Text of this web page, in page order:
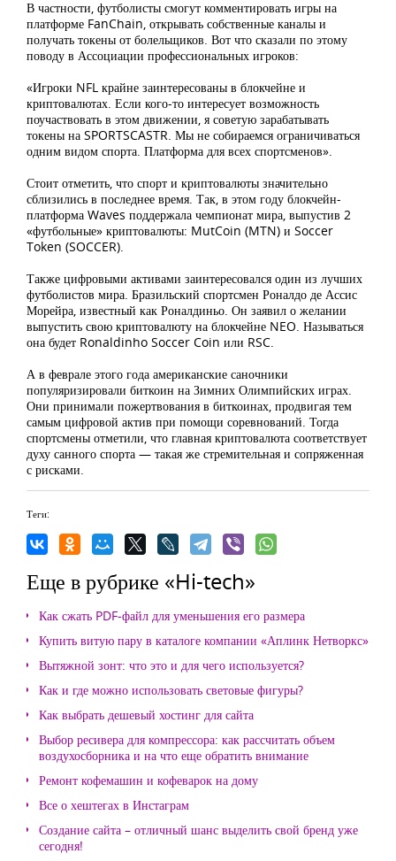
В частности, футболисты смогут комментировать игры на
платформе FanChain, открывать собственные каналы и
получать токены от болельщиков. Вот что сказали по этому
поводу в Ассоциации профессиональных игроков:
«Игроки NFL крайне заинтересованы в блокчейне и
криптовалютах. Если кого-то интересует возможность
поучаствовать в этом движении, я советую зарабатывать
токены на SPORTSCASTR. Мы не собираемся ограничиваться
одним видом спорта. Платформа для всех спортсменов».
Стоит отметить, что спорт и криптовалюты значительно
сблизились в последнее время. Так, в этом году блокчейн-
платформа Waves поддержала чемпионат мира, выпустив 2
«футбольные» криптовалюты: MutCoin (MTN) и Soccer
Token (SOCCER).
Также цифровыми активами заинтересовался один из лучших
футболистов мира. Бразильский спортсмен Роналдо де Ассис
Морейра, известный как Роналдиньо. Он заявил о желании
выпустить свою криптовалюту на блокчейне NEO. Называться
она будет Ronaldinho Soccer Coin или RSC.
А в феврале этого года американские саночники
популяризировали биткоин на Зимних Олимпийских играх.
Они принимали пожертвования в биткоинах, продвигая тем
самым цифровой актив при помощи соревнований. Тогда
спортсмены отметили, что главная криптовалюта соответствует
духу санного спорта — такая же стремительная и сопряженная
с рисками.
Теги:
Еще в рубрике «Hi-tech»
Как сжать PDF-файл для уменьшения его размера
Купить витую пару в каталоге компании «Аплинк Нетворкс»
Вытяжной зонт: что это и для чего используется?
Как и где можно использовать световые фигуры?
Как выбрать дешевый хостинг для сайта
Выбор ресивера для компрессора: как рассчитать объем
воздухосборника и на что еще обратить внимание
Ремонт кофемашин и кофеварок на дому
Все о хештегах в Инстаграм
Создание сайта – отличный шанс выделить свой бренд уже
сегодня!